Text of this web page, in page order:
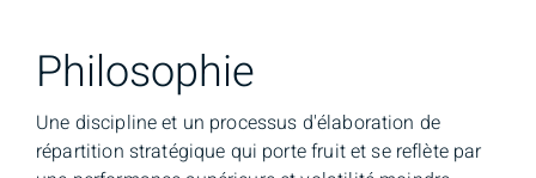
Philosophie
Une discipline et un processus d'élaboration de
répartition stratégique qui porte fruit et se reflète par